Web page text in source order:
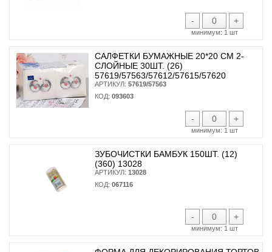
- +
минимум: 1 шт
САЛФЕТКИ БУМАЖНЫЕ 20*20 СМ 2-
СЛОЙНЫЕ 30ШТ. (26)
57619/57563/57612/57615/57620
АРТИКУЛ: 57619/57563
КОД: 093603
- +
минимум: 1 шт
ЗУБОЧИСТКИ БАМБУК 150ШТ. (12)
(360) 13028
АРТИКУЛ: 13028
КОД: 067116
- +
минимум: 1 шт